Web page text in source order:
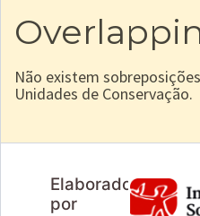
Não existem
Unidades de Conservação.